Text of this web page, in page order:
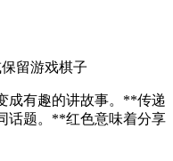
留游戏棋子
成有趣的讲故事。**传递
题。**红色意味着分享